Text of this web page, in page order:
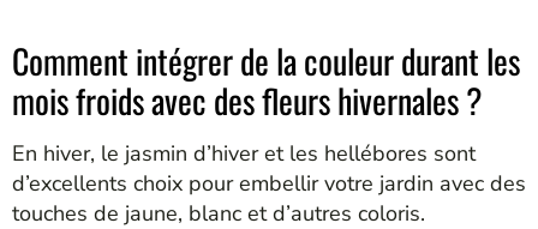
Comment intégrer de la couleur durant les
mois froids avec des fleurs hivernales ?
En hiver, le jasmin d’hiver et les hellébores sont
d’excellents choix pour embellir votre jardin avec des
touches de jaune, blanc et d’autres coloris.